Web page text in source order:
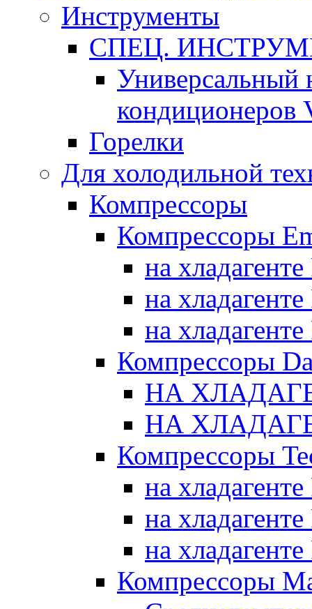
Инструменты
СПЕЦ.
Универсальный
кондиционеров
Горелки
Для холодильной
Компрессоры
Компрессоры
на
на
на
Компрессоры
НА
НА
Компрессоры
на
на
на
Компрессоры